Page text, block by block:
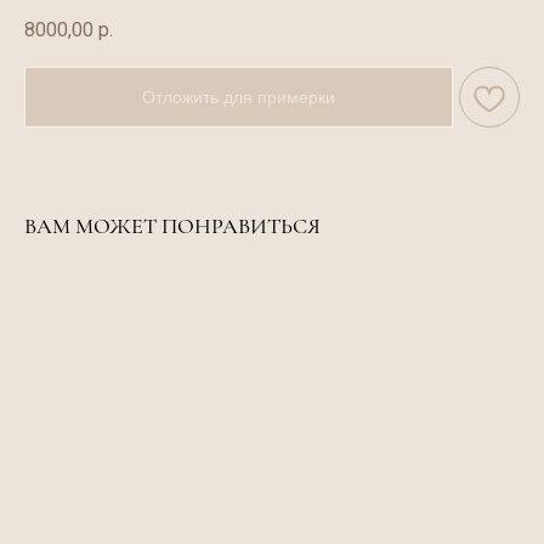
8000,00 р.
Отложить для примерки
ВАМ МОЖЕТ ПОНРАВИТЬСЯ